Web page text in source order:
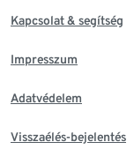
Kapcsolat & segítség
Impresszum
Adatvédelem
Visszaélés-bejelentés